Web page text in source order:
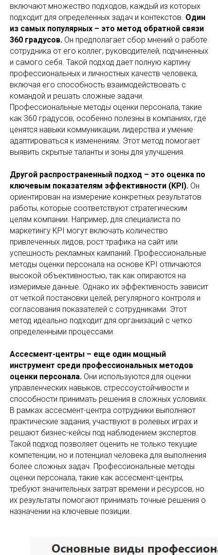
включают множество подходов, каждый из которых
подходит для определенных задач и контекстов. Один
из самых популярных – это метод обратной связи
360 градусов. Он предполагает сбор мнений о работе
сотрудника от его коллег, руководителей, подчиненных
и самого себя. Такой подход дает полную картину
профессиональных и личностных качеств человека,
включая его способность взаимодействовать с
командой и решать сложные задачи.
Профессиональные методы оценки персонала, такие
как 360 градусов, особенно полезны в компаниях, где
ценятся навыки коммуникации, лидерства и умение
адаптироваться к изменениям. Этот метод помогает
выявить скрытые таланты и зоны для улучшения.
Другой распространенный подход – это оценка по
ключевым показателям эффективности (KPI). Он
ориентирован на измерение конкретных результатов
работы, которые соответствуют стратегическим
целям компании. Например, для специалиста по
маркетингу KPI могут включать количество
привлеченных лидов, рост трафика на сайт или
успешность рекламных кампаний. Профессиональные
методы оценки персонала на основе KPI отличаются
высокой объективностью, так как опираются на
измеримые данные. Однако их эффективность зависит
от четкой постановки целей, регулярного контроля и
согласования показателей с сотрудниками. Этот
метод идеально подходит для организаций с четко
определенными процессами.
Ассесмент-центры – еще один мощный
инструмент среди профессиональных методов
оценки персонала. Они используются для оценки
управленческих навыков, стрессоустойчивости и
способности принимать решения в сложных условиях.
В рамках ассесмент-центра сотрудники выполняют
практические задания, участвуют в ролевых играх и
решают бизнес-кейсы под наблюдением экспертов.
Такой подход позволяет оценить не только текущие
компетенции, но и потенциал человека для выполнения
более сложных задач. Профессиональные методы
оценки персонала, такие как ассесмент-центры,
требуют значительных затрат времени и ресурсов, но
их результаты помогают принимать точные решения о
назначении на ключевые позиции.